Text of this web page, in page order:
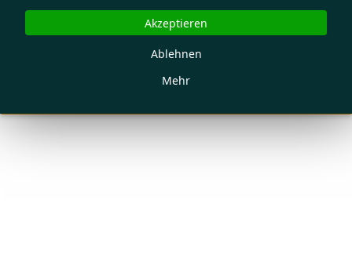
Mehr
Ablehnen
Akzeptieren